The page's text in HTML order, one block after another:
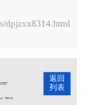
dpjzxx8314.html
返回
列表